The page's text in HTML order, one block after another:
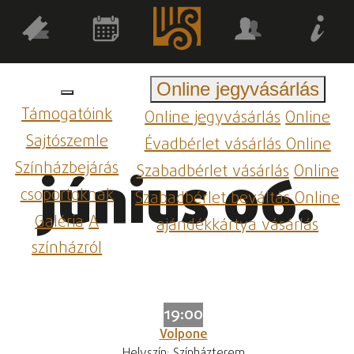
Támogatóink
Sajtószemle
Színházbejárás
csoportoknak
GalériaA
színházról
Online jegyvásárlás
Online jegyvásárlásOnline
Évadbérlet vásárlásOnline
Szabadbérlet vásárlásOnline
Szabadbérlet beváltásOnline
ajándékkártya vásárlás
június 06.
19:00
Volpone